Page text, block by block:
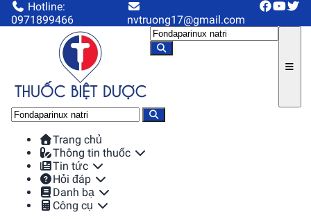
Hotline:
0971899466
nvtruong17@gmail.com
Trang chủ
Thông tin thuốc
Tin tức
Hỏi đáp
Danh bạ
Công cụ